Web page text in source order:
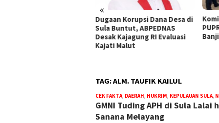
«
Komisi III DPRD, BPBD, dan
PUPR Sula Tinjau Dampak
Banjir di Desa Waisakai
18
TAG:ALM. TAUFIK KAILUL
CEK FAKTA, DAERAH, HUKRIM, KEPULAUAN SULA,
GMNI Tuding APH di Sula
Sanana Melayang